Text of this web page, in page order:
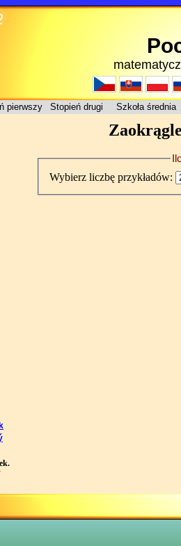
pierwszy Stopień drugi Szkoła średnia
Wybierz liczbę przykładów: